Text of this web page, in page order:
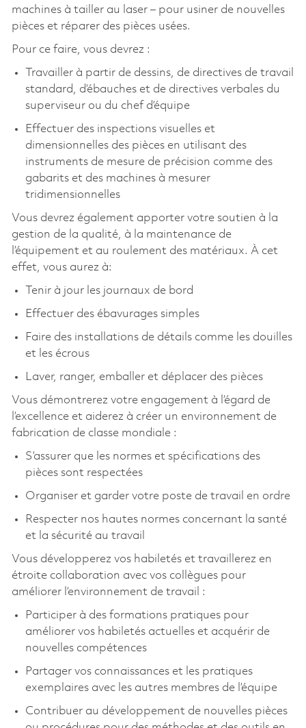
machines à tailler au laser – pour usiner de nouvelles
pièces et réparer des pièces usées.
Pour ce faire, vous devrez :
Travailler à partir de dessins, de directives de travail
standard, d’ébauches et de directives verbales du
superviseur ou du chef d’équipe
Effectuer des inspections visuelles et
dimensionnelles des pièces en utilisant des
instruments de mesure de précision comme des
gabarits et des machines à mesurer
tridimensionnelles
Vous devrez également apporter votre soutien à la
gestion de la qualité, à la maintenance de
l’équipement et au roulement des matériaux. À cet
effet, vous aurez à:
Tenir à jour les journaux de bord
Effectuer des ébavurages simples
Faire des installations de détails comme les douilles
et les écrous
Laver, ranger, emballer et déplacer des pièces
Vous démontrerez votre engagement à l’égard de
l’excellence et aiderez à créer un environnement de
fabrication de classe mondiale :
S’assurer que les normes et spécifications des
pièces sont respectées
Organiser et garder votre poste de travail en ordre
Respecter nos hautes normes concernant la santé
et la sécurité au travail
Vous développerez vos habiletés et travaillerez en
étroite collaboration avec vos collègues pour
améliorer l’environnement de travail :
Participer à des formations pratiques pour
améliorer vos habiletés actuelles et acquérir de
nouvelles compétences
Partager vos connaissances et les pratiques
exemplaires avec les autres membres de l’équipe
Contribuer au développement de nouvelles pièces